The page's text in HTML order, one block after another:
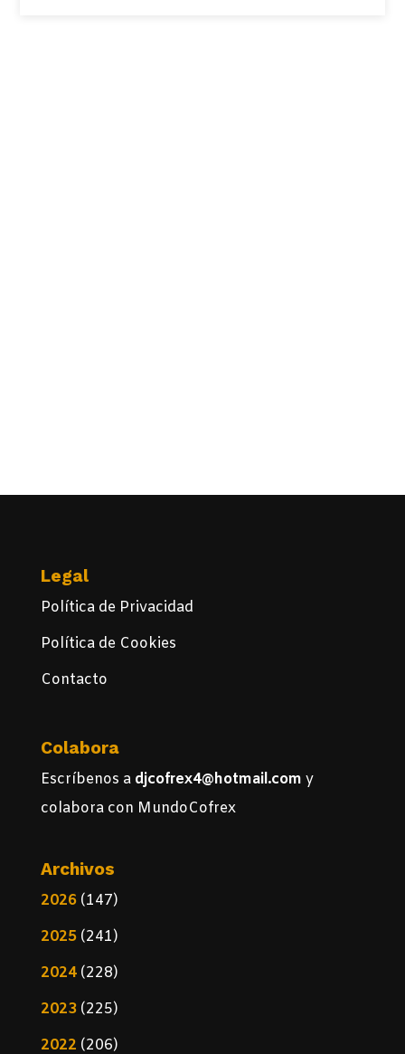
Legal
Política de Privacidad
Política de Cookies
Contacto
Colabora
Escríbenos a djcofrex4@hotmail.com y
colabora con MundoCofrex
Archivos
2026(147)
2025(241)
2024(228)
2023(225)
2022 (206)